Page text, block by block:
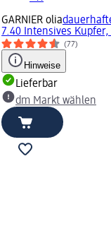
GARNIER olia
7.40 Intensives Kupfer,
(77)
Hinweise
Lieferbar
dm Markt wählen